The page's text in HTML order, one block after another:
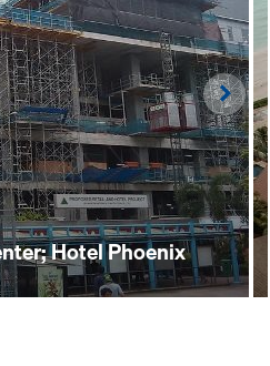
Hotel Phoenix